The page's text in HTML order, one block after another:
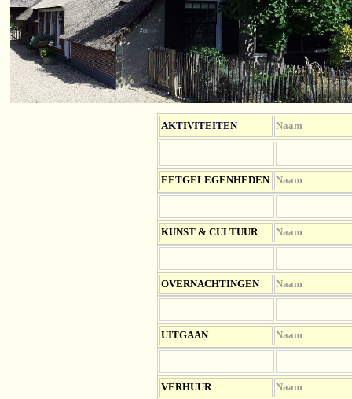
AKTIVITEITEN Naam
EETGELEGENHEDEN Naam
KUNST & CULTUUR Naam
OVERNACHTINGEN Naam
UITGAAN Naam
VERHUUR Naam